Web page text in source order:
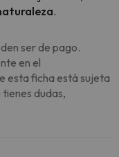
.
ser de pago.
en el
esta ficha está sujeta
dudas,